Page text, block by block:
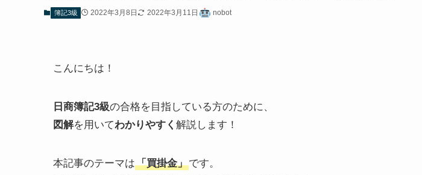
簿記3級 2022年3月8日 2022年3月11日 nobot
こんにちは！
日商簿記3級の合格を目指している方のために、
図解を用いてわかりやすく 解説します！
本記事のテーマは「買掛金」です。